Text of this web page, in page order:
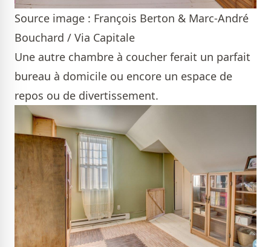
Source image : François Berton & Marc-André
Bouchard / Via Capitale
Une autre chambre à coucher ferait un parfait
bureau à domicile ou encore un espace de
repos ou de divertissement.